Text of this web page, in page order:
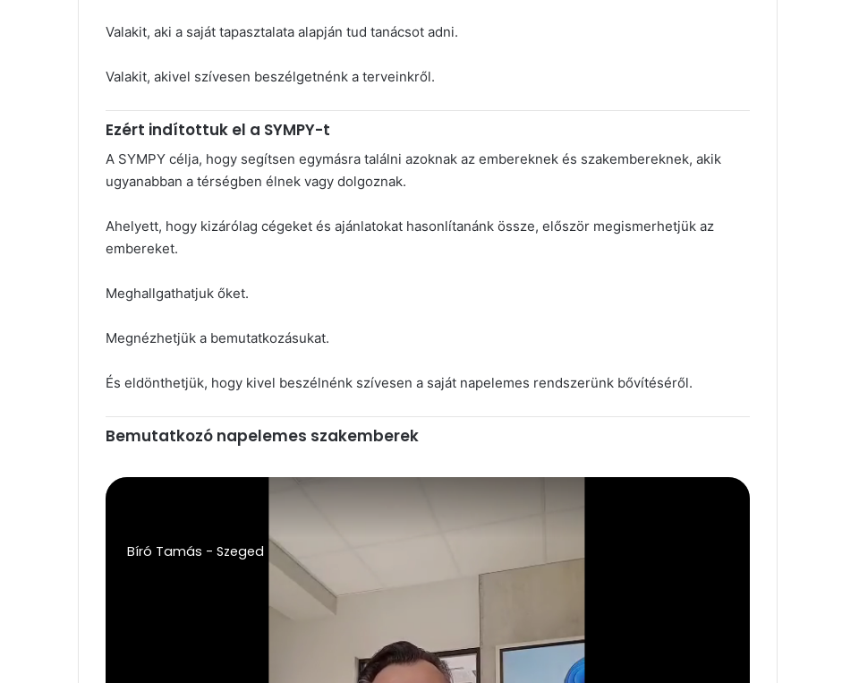
Valakit, aki a saját tapasztalata alapján tud tanácsot adni.
Valakit, akivel szívesen beszélgetnénk a terveinkről.
Ezért indítottuk el a SYMPY-t
A SYMPY célja, hogy segítsen egymásra találni azoknak az embereknek és szakembereknek, akik
ugyanabban a térségben élnek vagy dolgoznak.
Ahelyett, hogy kizárólag cégeket és ajánlatokat hasonlítanánk össze, először megismerhetjük az
embereket.
Meghallgathatjuk őket.
Megnézhetjük a bemutatkozásukat.
És eldönthetjük, hogy kivel beszélnénk szívesen a saját napelemes rendszerünk bővítéséről.
Bemutatkozó napelemes szakemberek